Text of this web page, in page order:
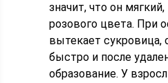
значит, что он
розового цвета. При
вытекает сукровица,
быстро и после
образование. У